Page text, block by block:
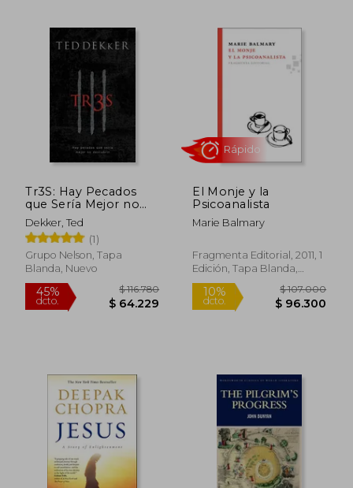
45%
dcto.
$ 104.350
$ 57.393
45%
dcto.
45%
dcto. $ 66.539
45%
dcto.
Tr3S: Hay Pecados
que Sería Mejor no
Descubrir
Dekker, Ted
(1)
Grupo Nelson, Tapa
Blanda, Nuevo
El Monje y la
Psicoanalista
Marie Balmary
Fragmenta Editorial, 2011, 1
Edición, Tapa Blanda,
Nuevo